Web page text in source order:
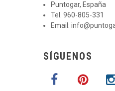
Puntogar, España
Tel. 960-805-331
Email:
SÍGUENOS